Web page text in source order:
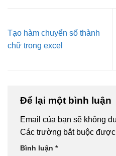
Tạo hàm chuyển số thành
chữ trong excel
Để lại một bình luận
Email của bạn sẽ không
Các trường bắt buộc
Bình luận *